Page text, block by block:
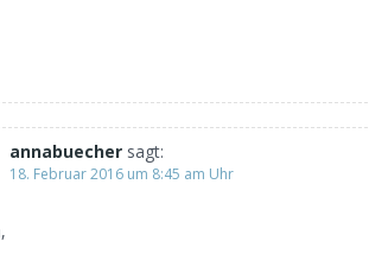
annabuecher sagt:
18. Februar 2016 um 8:45 am Uhr